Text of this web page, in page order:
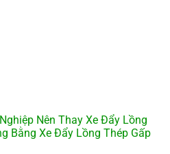
Nên Thay Xe Đẩy Lồng
Bằng Xe Đẩy Lồng Thép Gấp